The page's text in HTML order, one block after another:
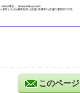
このペー